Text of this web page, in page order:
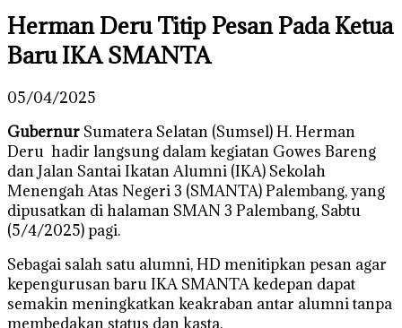
Herman Deru Titip Pesan Pada Ketua
Baru IKA SMANTA
05/04/2025
Gubernur Sumatera Selatan (Sumsel) H. Herman
Deru hadir langsung dalam kegiatan Gowes Bareng
dan Jalan Santai Ikatan Alumni (IKA) Sekolah
Menengah Atas Negeri 3 (SMANTA) Palembang, yang
dipusatkan di halaman SMAN 3 Palembang, Sabtu
(5/4/2025) pagi.
Sebagai salah satu alumni, HD menitipkan pesan agar
kepengurusan baru IKA SMANTA kedepan dapat
semakin meningkatkan keakraban antar alumni tanpa
membedakan status dan kasta.